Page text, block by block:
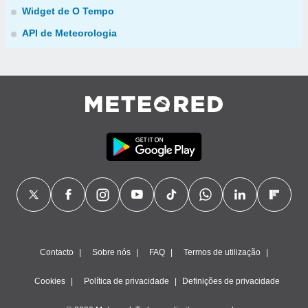
Widget de O Tempo
API de Meteorologia
Contacto Sobre nós FAQ Termos de utilização
Cookies Política de privacidade Definições de privacidade